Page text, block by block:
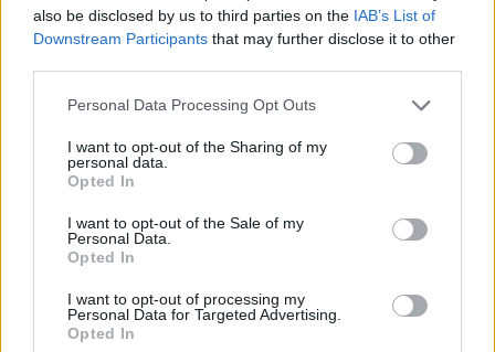
also be disclosed by us to third parties on the IAB’s List of
Downstream Participants that may further disclose it to other
Personal Data Processing Opt Outs
I want to opt-out of the Sharing of my
personal data.
Opted In
I want to opt-out of the Sale of my
Personal Data.
Opted In
I want to opt-out of processing my
Personal Data for Targeted Advertising.
Opted In